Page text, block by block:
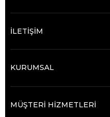
İLETİŞİM
KURUMSAL
MÜŞTERİ HİZMETLERİ